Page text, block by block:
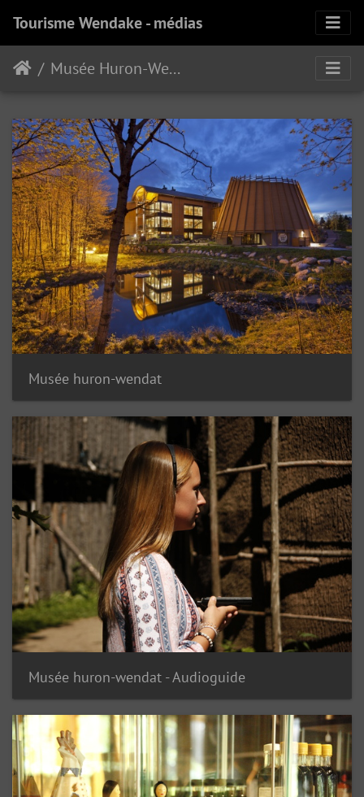
Tourisme Wendake - médias
Musée Huron-Wendat
Musée huron-wendat
Musée huron-wendat - Audioguide